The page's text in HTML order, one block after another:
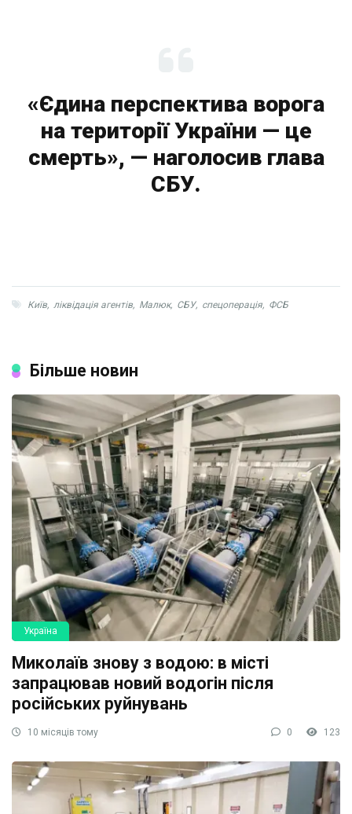
«Єдина перспектива ворога
на території України — це
смерть», — наголосив глава
СБУ.
Київ, ліквідація агентів, Малюк, СБУ, спецоперація, ФСБ
Більше новин
Україна
Миколаїв знову з водою: в місті
запрацював новий водогін після
російських руйнувань
10 місяців тому 0 123